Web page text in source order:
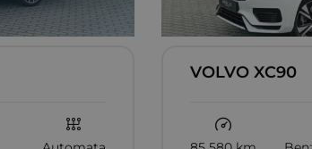
VOLVO XC90